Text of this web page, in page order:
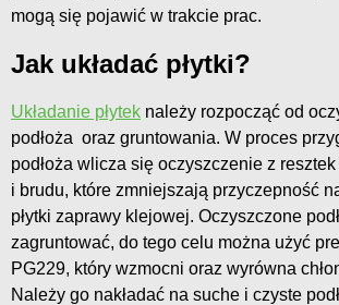
mogą się pojawić w trakcie prac.
Jak układać płytki?
Układanie płytek należy rozpocząć od
podłoża oraz gruntowania. W proces
podłoża wlicza się oczyszczenie z resztek
i brudu, które zmniejszają przyczepność
płytki zaprawy klejowej. Oczyszczone
zagruntować, do tego celu można użyć
PG229, który wzmocni oraz wyrówna
Należy go nakładać na suche i czyste